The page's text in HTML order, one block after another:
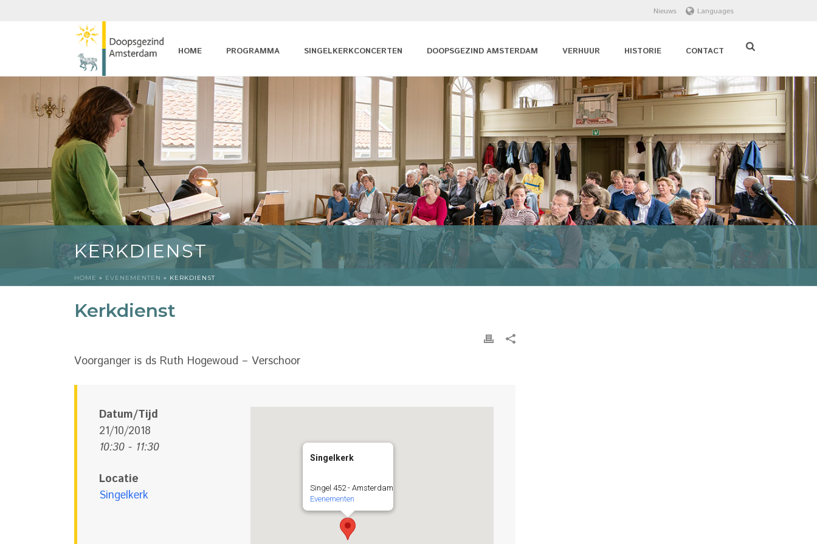
Nieuws Languages
HOME PROGRAMMA SINGELKERKCONCERTEN DOOPSGEZIND AMSTERDAM VERHUUR HISTORIE CONTACT
KERKDIENST
HOME » EVENEMENTEN » KERKDIENST
Kerkdienst
Voorganger is ds Ruth Hogewoud – Verschoor
Singelkerk
Singel 452 - Amsterdam
Evenementen
Datum/Tijd
21/10/2018
10:30 - 11:30
Locatie
Singelkerk